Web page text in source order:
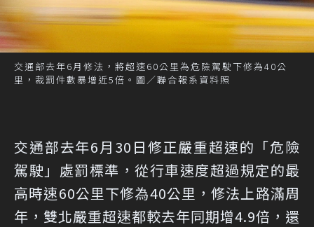
交通部去年6月修法，將超速60公里為危險駕駛下修為40公
里，裁罰件數暴增近5倍。圖／聯合報系資料照
交通部去年6月30日修正嚴重超速的「危險
駕駛」處罰標準，從行車速度超過規定的最
高時速60公里下修為40公里，修法上路滿周
年，雙北嚴重超速都較去年同期增4.9倍，還